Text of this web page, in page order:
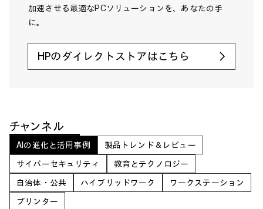
加速させる最適なPCソリューションを、あなたの手
に。
HPのダイレクトストアはこちら
チャンネル
AIの進化と活用事例
製品トレンド＆レビュー
サイバーセキュリティ
教育とテクノロジー
自治体・公共
ハイブリッドワーク
ワークステーション
プリンター